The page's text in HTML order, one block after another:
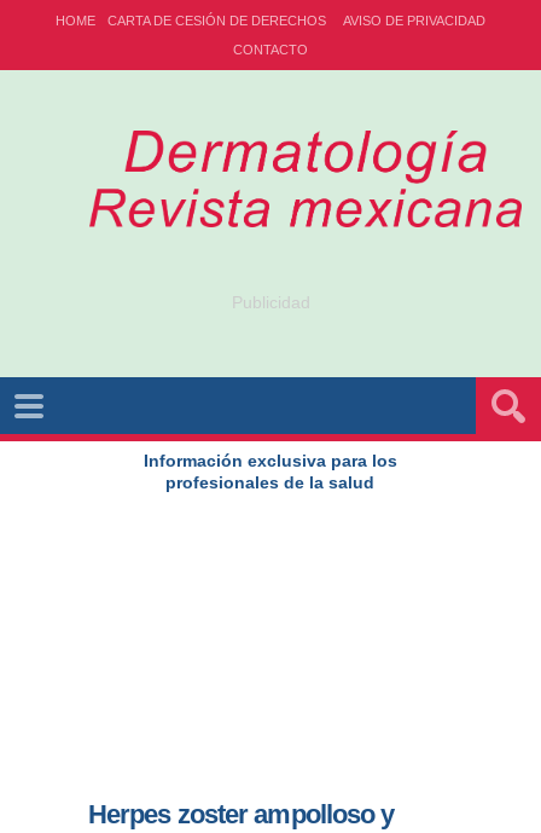
HOME CARTA DE CESIÓN DE DERECHOS
AVISO DE PRIVACIDAD
CONTACTO
Publicidad
Información exclusiva para los
profesionales de la salud
Herpes zoster ampolloso y